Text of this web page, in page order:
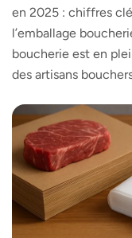
en 2025 : chiffres
l’emballage
boucherie est en
des artisans